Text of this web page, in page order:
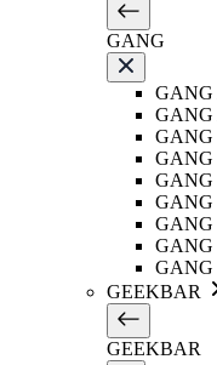
GANG
GANG
GANG
GANG
GANG
GANG
GANG
GANG
GANG
GANG
GEEKBAR
GEEKBAR